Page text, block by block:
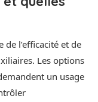
l’efficacité et de
Les options
un usage